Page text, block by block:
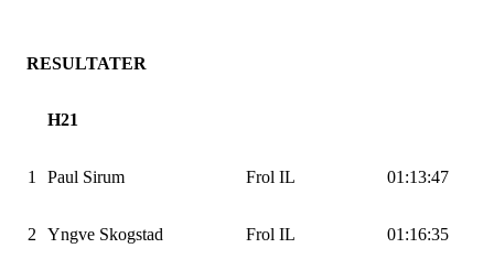
RESULTATER
H21
1 Paul Sirum Frol IL 01:13:47
2 Yngve Skogstad Frol IL 01:16:35